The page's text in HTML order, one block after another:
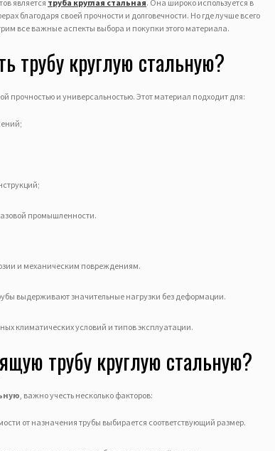
является труба круглая стальная. Она широко используется в
благодаря своей прочности и долговечности. Но где лучше всего
все важные аспекты выбора и покупки этого материала.
трубу круглую стальную?
прочностью и универсальностью. Этот материал подходит для:
промышленности.
и механическим повреждениям.
выдерживают значительные нагрузки без деформации.
климатических условий и типов эксплуатации.
трубу круглую стальную?
, важно учесть несколько факторов:
от назначения трубы выбирается соответствующий размер.